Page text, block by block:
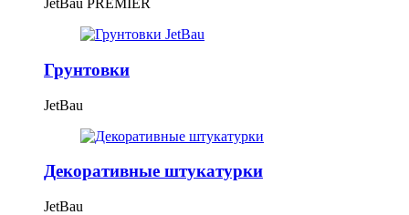
JetBau PREMIER
Грунтовки
JetBau
Декоративные штукатурки
JetBau